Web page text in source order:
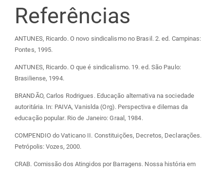
Referências
ANTUNES, Ricardo. O novo sindicalismo no Brasil. 2. ed. Campinas:
Pontes, 1995.
ANTUNES, Ricardo. O que é sindicalismo. 19. ed. São Paulo:
Brasiliense, 1994.
BRANDÃO, Carlos Rodrigues. Educação alternativa na sociedade
autoritária. In: PAIVA, Vanislda (Org). Perspectiva e dilemas da
educação popular. Rio de Janeiro: Graal, 1984.
COMPENDIO do Vaticano II. Constituições, Decretos, Declarações.
Petrópolis: Vozes, 2000.
CRAB. Comissão dos Atingidos por Barragens. Nossa história em